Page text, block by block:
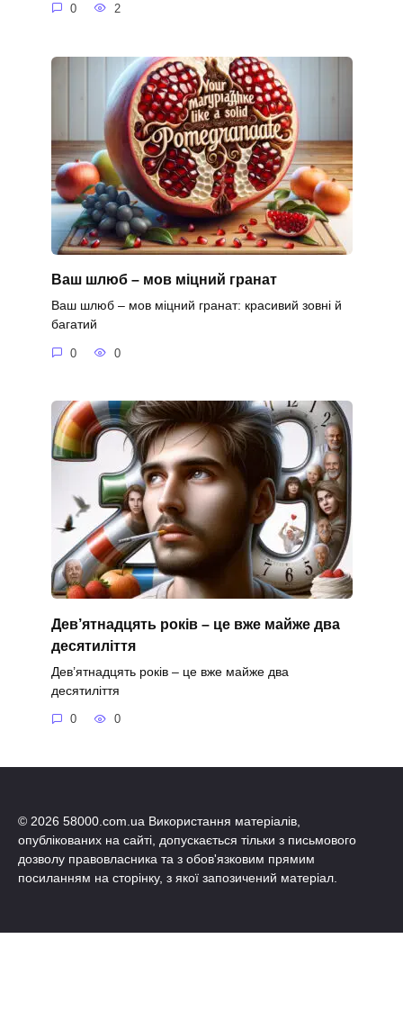
0 2
Ваш шлюб – мов міцний гранат
Ваш шлюб – мов міцний гранат: красивий зовні й
багатий
0 0
Дев’ятнадцять років – це вже майже два
десятиліття
Дев’ятнадцять років – це вже майже два
десятиліття
0 0
© 2026 58000.com.ua Використання матеріалів,
опублікованих на сайті, допускається тільки з письмового
дозволу правовласника та з обов'язковим прямим
посиланням на сторінку, з якої запозичений матеріал.